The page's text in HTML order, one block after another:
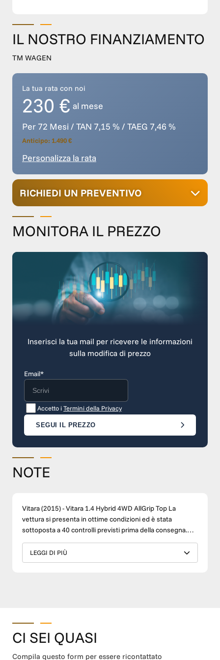
IL NOSTRO FINANZIAMENTO
TM WAGEN
La tua rata con noi
230 € al mese
Per 72 Mesi / TAN 7,15 % / TAEG 7,46 %
Anticipo: 1.490 €
Personalizza la rata
RICHIEDI UN PREVENTIVO
MONITORA IL PREZZO
Inserisci la tua mail per ricevere le informazioni
sulla modifica di prezzo
Email*
Accetto iTermini della Privacy
SEGUI IL PREZZO
NOTE
Vitara (2015) - Vitara 1.4 Hybrid 4WD AllGrip Top La
vettura si presenta in ottime condizioni ed è stata
sottoposta a 40 controlli previsti prima della consegna.
Neopatentati Grazie ai bassi costi di gestione e alle
dimensioni compatte, questa vettura rappresenta una
scelta ideale anche per neopatentati e per chi desidera
Possibilità di ritiro del vostro usato in permuta •
LEGGI DI PIÙ
CI SEI QUASI
Compila questo form per essere ricontattato